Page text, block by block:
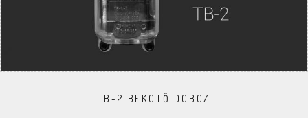
TB-2 BEKÖTŐ DOBOZ